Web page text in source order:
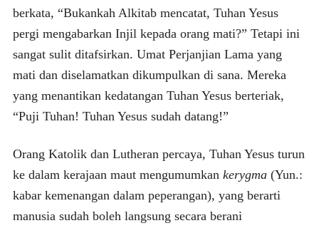
berkata, “Bukankah Alkitab mencatat, Tuhan Yesus
pergi mengabarkan Injil kepada orang mati?” Tetapi ini
sangat sulit ditafsirkan. Umat Perjanjian Lama yang
mati dan diselamatkan dikumpulkan di sana. Mereka
yang menantikan kedatangan Tuhan Yesus berteriak,
“Puji Tuhan! Tuhan Yesus sudah datang!”
Orang Katolik dan Lutheran percaya, Tuhan Yesus turun
ke dalam kerajaan maut mengumumkan kerygma(Yun.:
kabar kemenangan dalam peperangan), yang berarti
manusia sudah boleh langsung secara berani